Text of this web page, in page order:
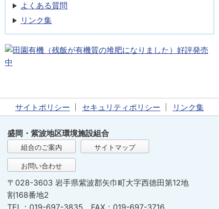
よくある質問
リンク集
サイトポリシー セキュリティポリシー リンク集
盛岡・紫波地区環境施設組合
組合のご案内 サイトマップ
お問い合わせ
〒028-3603 岩手県紫波郡矢巾町大字西徳田第12地
割168番地2